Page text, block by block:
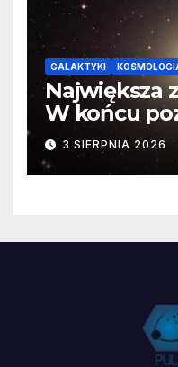
GALAKTYKI
Największa
W końcu
faktyczne
3 SIERPNIA 2026